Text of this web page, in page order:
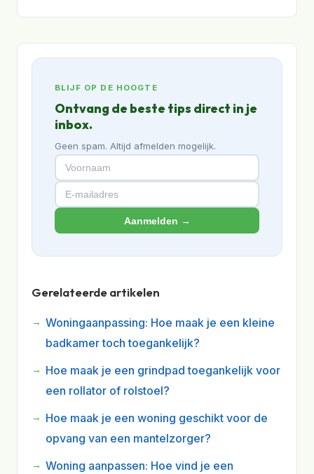
BLIJF OP DE HOOGTE
Ontvang de beste tips direct in je
inbox.
Geen spam. Altijd afmelden mogelijk.
Aanmelden →
Gerelateerde artikelen
Woningaanpassing: Hoe maak je een kleine
badkamer toch toegankelijk?
Hoe maak je een grindpad toegankelijk voor
een rollator of rolstoel?
Hoe maak je een woning geschikt voor de
opvang van een mantelzorger?
Woning aanpassen: Hoe vind je een